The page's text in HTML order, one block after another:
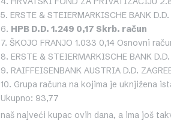
5. ERSTE & STEIERMARKISCHE BANK
6. HPB D.D. 1.249 0,17 Skrb. račun
7. ŠKOJO FRANJO 1.033 0,14 Osnovni
8. ERSTE & STEIERMARKISCHE BANK
9. RAIFFEISENBANK AUSTRIA D.D.
10. Grupa računa na kojima je uknjižena
Ukupno: 93,77
naš najveći kupac ovih dana, a ima još